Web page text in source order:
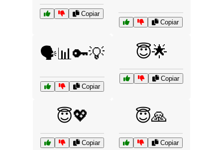
Copiar
Copiar
🗣️📊🔑💡
Copiar
😇🌟
Copiar
😇💖
Copiar
😇🙏
Copiar